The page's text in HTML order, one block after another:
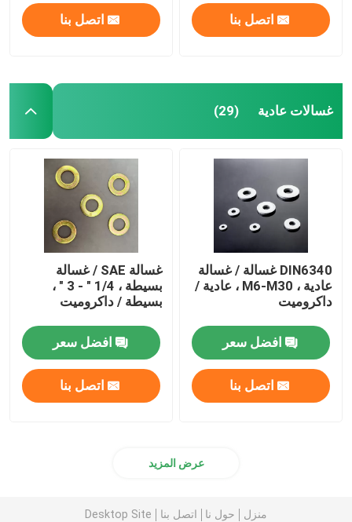
غسالات عالية الجاذبية
غسالات غير قياسية
اتصل بنا اتصل بنا
غسالات عادية (29)
DIN6340 غسالة / غسالة
عادية ، M6-M30 ، عادية /
داكروميت
افضل سعر
اتصل بنا
غسالة SAE / غسالة
بسيطة ، 1/4 " - 3 " ،
بسيطة / داكروميت
افضل سعر
اتصل بنا
عرض المزيد
منزل حول نا اتصل بنا Desktop Site